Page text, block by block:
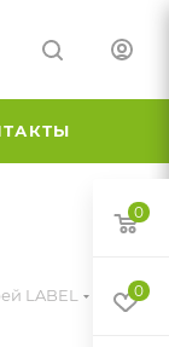
LABEL —
0
0